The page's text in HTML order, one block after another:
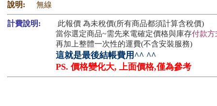
說明:
無線
計費說明:
此報價 為未稅價(所有商品都須計算含稅價)
當你選定商品~需先來電確定價格與庫存付款方
再加上整體一次性的運費(不含安裝服務)
這就是最後結帳費用^^ ^^
PS. 價格變化大, 上面價格,僅為參考